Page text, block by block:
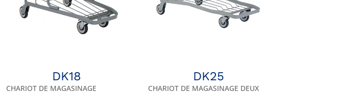
DK18
CHARIOT DE MAGASINAGE
DK25
CHARIOT DE MAGASINAGE DEUX